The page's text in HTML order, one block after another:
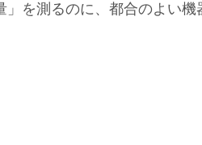
を測るのに、都合のよい機